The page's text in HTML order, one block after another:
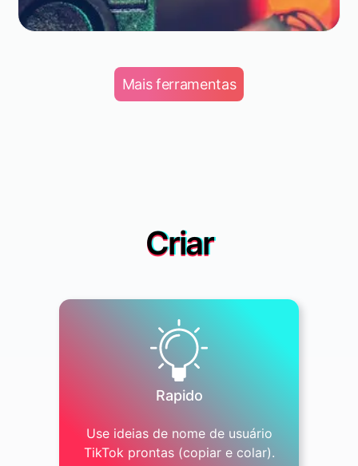
Mais ferramentas
Criar
Rapido
Use ideias de nome de usuário
TikTok prontas (copiar e colar).